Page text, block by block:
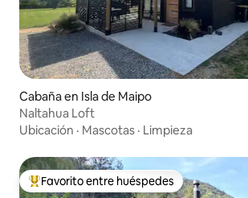
Cabaña en Isla de Maipo
Naltahua Loft
Ubicación · Mascotas · Limpieza
De los mejores en Favorito entre huéspedes
Favorito entre huéspedes